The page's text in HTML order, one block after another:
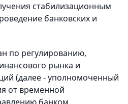
стабилизационным
банковских и
по регулированию,
рынка и
(далее - уполномоченный
от временной